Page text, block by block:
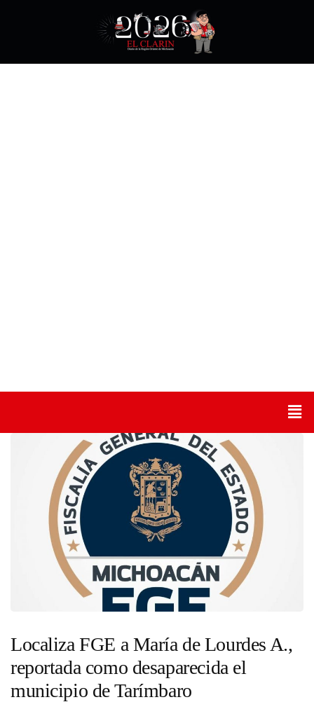
Localiza FGE a María de Lourdes A.,
reportada como desaparecida el
municipio de Tarímbaro